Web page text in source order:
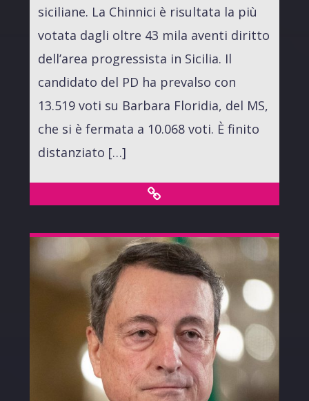
siciliane. La Chinnici è risultata la più
votata dagli oltre 43 mila aventi diritto
dell’area progressista in Sicilia. Il
candidato del PD ha prevalso con
13.519 voti su Barbara Floridia, del MS,
che si è fermata a 10.068 voti. È finito
distanziato […]